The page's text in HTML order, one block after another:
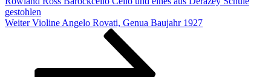
gestohlen
Nächster
Weiter Violine Angelo Rovati, Genua Baujahr 1927